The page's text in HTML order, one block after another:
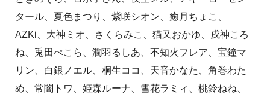
タール、夏色まつり、紫咲シオン、癒月ちょこ、
AZKi、大神ミオ、さくらみこ、猫又おかゆ、戌神ころ
ね、兎田ぺこら、潤羽るしあ、不知火フレア、宝鐘マ
リン、白銀ノエル、桐生ココ、天音かなた、角巻わた
め、常闇トワ、姫森ルーナ、雪花ラミィ、桃鈴ねね、